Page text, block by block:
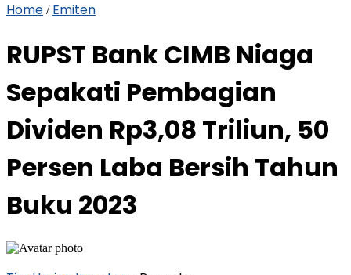
Home / Emiten
RUPST Bank CIMB Niaga
Sepakati Pembagian
Dividen Rp3,08 Triliun, 50
Persen Laba Bersih Tahun
Buku 2023